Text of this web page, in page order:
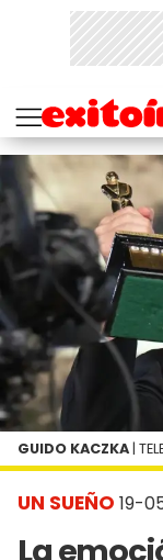
UN SUEÑO 19-
La
GUIDO KACZKA |